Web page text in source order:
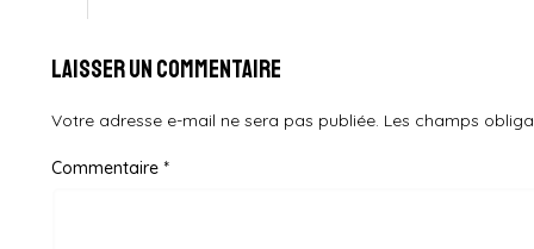
Laisser un commentaire
Votre adresse e-mail ne sera pas publiée. Les champs
Commentaire*